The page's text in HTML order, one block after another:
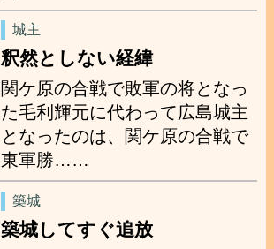
城主
釈然としない経緯
関ケ原の合戦で敗軍の将となっ
た毛利輝元に代わって広島城主
となったのは、関ケ原の合戦で
東軍勝……
築城
築城してすぐ追放